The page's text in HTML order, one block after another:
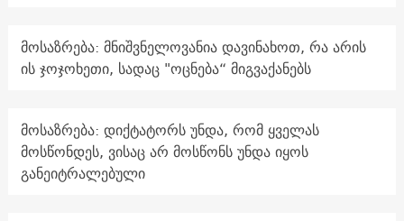
მოსაზრება: მნიშვნელოვანია დავინახოთ, რა არის
ის ჯოჯოხეთი, სადაც "ოცნება“ მიგვაქანებს
მოსაზრება: დიქტატორს უნდა, რომ ყველას
მოსწონდეს, ვისაც არ მოსწონს უნდა იყოს
განეიტრალებული